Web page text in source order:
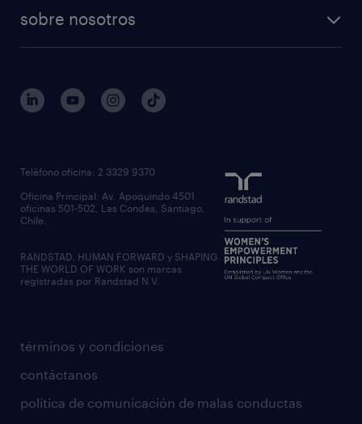
sobre nosotros
términos y condiciones
contáctanos
política de comunicación de malas conductas
Teléfono oficina: 2 3329 9370
Oficina Principal: Av. Apoquindo 4501
oficinas 501-502, Las Condes, Santiago,
Chile.
RANDSTAD, HUMAN FORWARD y SHAPING
THE WORLD OF WORK son marcas
registradas por Randstad N.V.